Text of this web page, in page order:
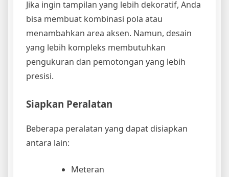
Jika ingin tampilan yang lebih dekoratif, Anda
bisa membuat kombinasi pola atau
menambahkan area aksen. Namun, desain
yang lebih kompleks membutuhkan
pengukuran dan pemotongan yang lebih
presisi.
Siapkan Peralatan
Beberapa peralatan yang dapat disiapkan
antara lain:
Meteran